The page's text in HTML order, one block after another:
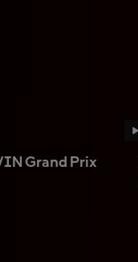
Grand Prix